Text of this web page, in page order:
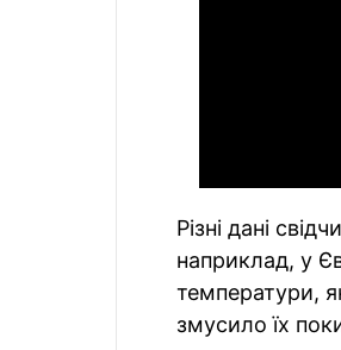
Різні дані
наприклад, у
температури,
змусило їх